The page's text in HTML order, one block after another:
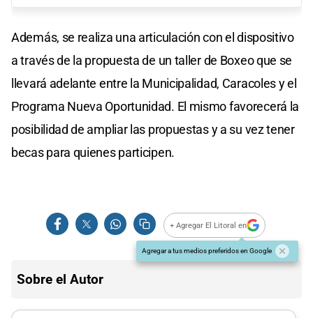
Además, se realiza una articulación con el dispositivo
a través de la propuesta de un taller de Boxeo que se
llevará adelante entre la Municipalidad, Caracoles y el
Programa Nueva Oportunidad. El mismo favorecerá la
posibilidad de ampliar las propuestas y a su vez tener
becas para quienes participen.
+ Agregar El Litoral en
Agregar a tus medios preferidos en Google
Sobre el Autor